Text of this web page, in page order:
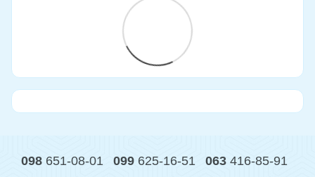
098 651-08-01 099 625-16-51 063 416-85-91